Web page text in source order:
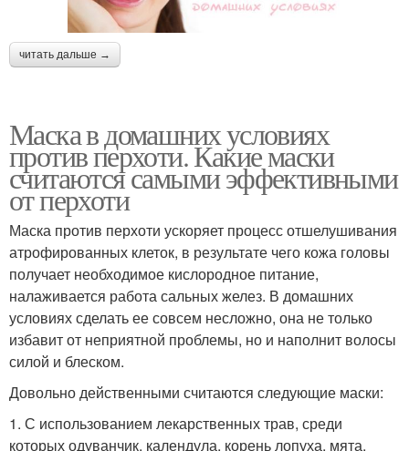
читать дальше →
Маска в домашних условиях
против перхоти. Какие маски
считаются самыми эффективными
от перхоти
Маска против перхоти ускоряет процесс отшелушивания
атрофированных клеток, в результате чего кожа головы
получает необходимое кислородное питание,
налаживается работа сальных желез. В домашних
условиях сделать ее совсем несложно, она не только
избавит от неприятной проблемы, но и наполнит волосы
силой и блеском.
Довольно действенными считаются следующие маски:
1. С использованием лекарственных трав, среди
которых одуванчик, календула, корень лопуха, мята,